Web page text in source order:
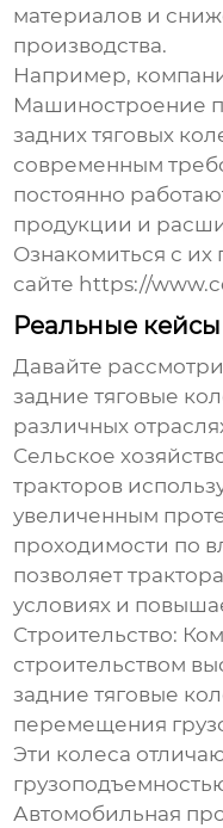
материалов и
производства.
Например,
Машиностроение
задних тяговых
современным
постоянно
продукции и
Ознакомиться с
сайте https://
Реальные кейсы
Давайте
задние тяговые
различных
Сельское
тракторов
увеличенным
проходимости по
позволяет
условиях и
Строительство:
строительством
задние тяговые
перемещения
Эти колеса
Автомобильная